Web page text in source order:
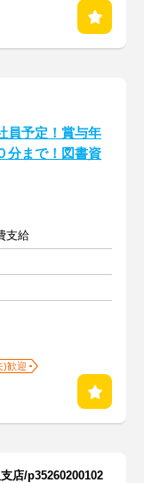
員予定！賞与年
分まで！図書資
支給
)歓迎
店/p35260200102